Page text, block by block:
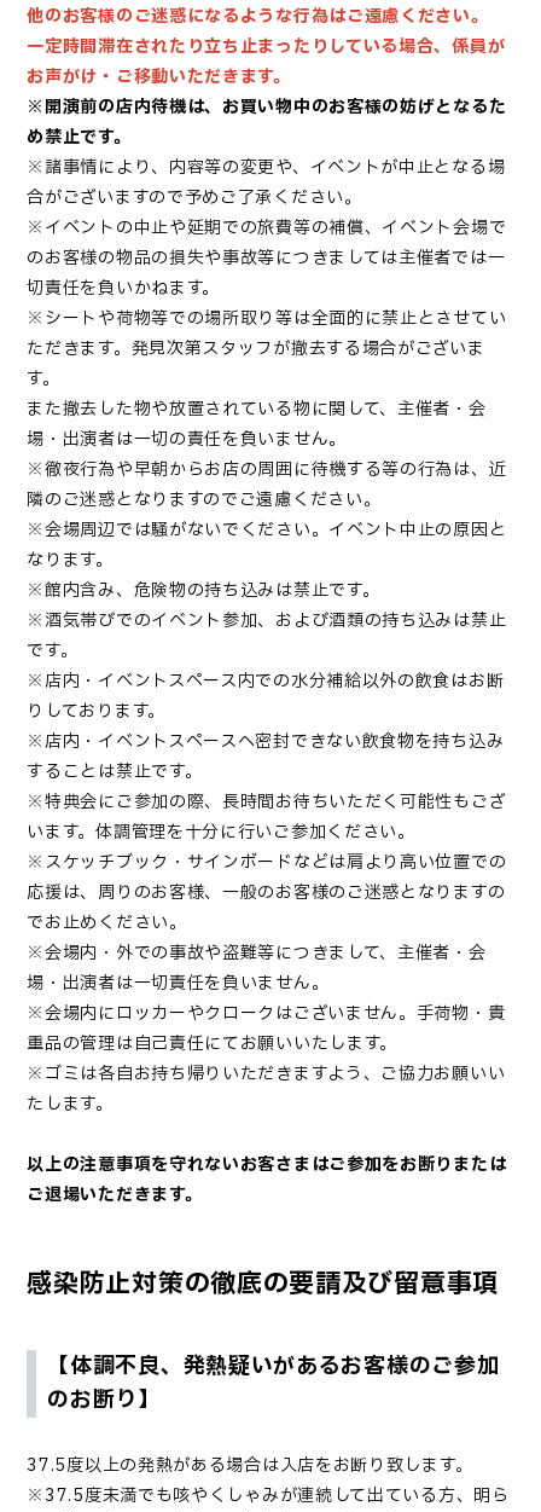
他のお客様のご迷惑になるような行為はご遠慮ください。
一定時間滞在されたり立ち止まったりしている場合、係員が
お声がけ・ご移動いただきます。
※開演前の店内待機は、お買い物中のお客様の妨げとなるた
め禁止です。
※諸事情により、内容等の変更や、イベントが中止となる場
合がございますので予めご了承ください。
※イベントの中止や延期での旅費等の補償、イベント会場で
のお客様の物品の損失や事故等につきましては主催者では一
切責任を負いかねます。
※シートや荷物等での場所取り等は全面的に禁止とさせてい
ただきます。発見次第スタッフが撤去する場合がございま
す。
また撤去した物や放置されている物に関して、主催者・会
場・出演者は一切の責任を負いません。
※徹夜行為や早朝からお店の周囲に待機する等の行為は、近
隣のご迷惑となりますのでご遠慮ください。
※会場周辺では騒がないでください。イベント中止の原因と
なります。
※館内含み、危険物の持ち込みは禁止です。
※酒気帯びでのイベント参加、および酒類の持ち込みは禁止
です。
※店内・イベントスペース内での水分補給以外の飲食はお断
りしております。
※店内・イベントスペースへ密封できない飲食物を持ち込み
することは禁止です。
※特典会にご参加の際、長時間お待ちいただく可能性もござ
います。体調管理を十分に行いご参加ください。
※ スケッチブック・サインボードなどは肩より高い位置での
応援は、周りのお客様、一般のお客様のご迷惑となりますの
でお止めください。
※会場内・外での事故や盗難等につきまして、主催者・会
場・出演者は一切責任を負いません。
※会場内にロッカーやクロークはございません。手荷物・貴
重品の管理は自己責任にてお願いいたします。
※ゴミは各自お持ち帰りいただきますよう、ご協力お願いい
たします。
以上の注意事項を守れないお客さまはご参加をお断りまたは
ご退場いただきます。
感染防止対策の徹底の要請及び留意事項
【体調不良、発熱疑いがあるお客様のご参加
のお断り】
37.5度以上の発熱がある場合は入店をお断り致します。
※37.5度未満でも咳やくしゃみが連続して出ている方、明ら